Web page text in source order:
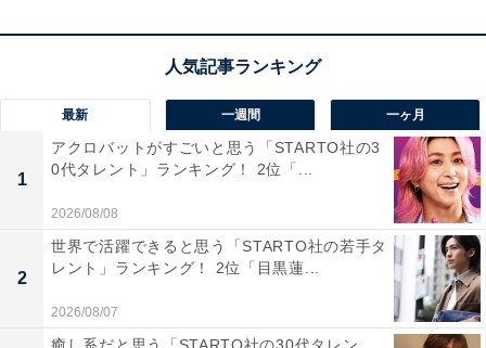
大津市にある日吉大社の境内、大宮川にかかる滝です。
落差は約2メートルと小規模ですが、神社の神域にあ
り、古くから親しまれてきた由緒ある滝です。参道から
近く、時代劇のロケ地としても知られています。周辺は
比叡山系の自然に囲まれており、特に秋は紅葉に彩られ
た社殿と合わせて、静かで趣のある景観を楽しむことが
できます。
最新 一週間 一ヶ月
1
アクロバットがすごいと思う「STARTO社の3
0代タレント」ランキング！ 2位「...
2026/08/08
2
世界で活躍できると思う「STARTO社の若手タ
レント」ランキング！ 2位「目黒蓮...
2026/08/07